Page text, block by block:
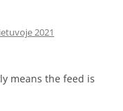
2021
means the feed is